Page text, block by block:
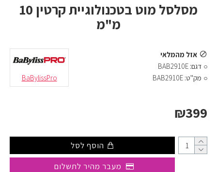
מסלסל מוט בטכנולוגיית קרטין 10
מ"מ
₪399
אזל מהמלאי
דגם: BAB2910E
מק"ט: BAB2910E
BaBylissPro
הוסף לסל
מעבר מהיר לתשלום